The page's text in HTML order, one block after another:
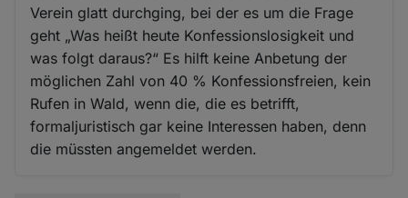
Verein glatt durchging, bei der es um die Frage
geht „Was heißt heute Konfessionslosigkeit und
was folgt daraus?“ Es hilft keine Anbetung der
möglichen Zahl von 40 % Konfessionsfreien, kein
Rufen in Wald, wenn die, die es betrifft,
formaljuristisch gar keine Interessen haben, denn
die müssten angemeldet werden.